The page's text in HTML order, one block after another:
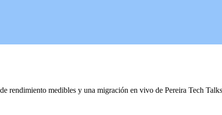
rendimiento medibles y una migración en vivo de Pereira Tech